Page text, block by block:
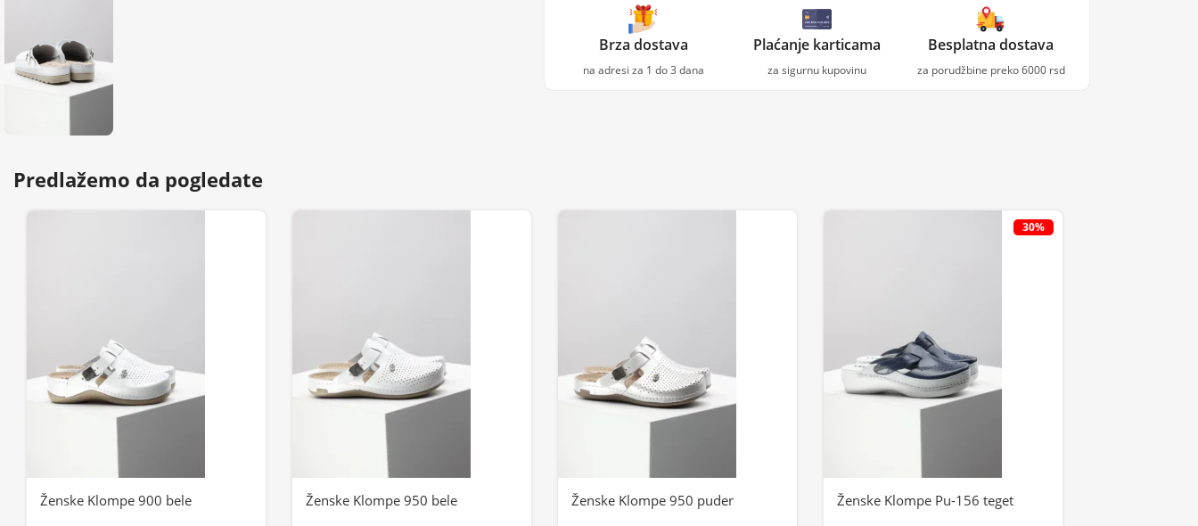
Brza dostava
na adresi za 1 do 3 dana
Plaćanje karticama
za sigurnu kupovinu
Besplatna dostava
za porudžbine preko 6000 rsd
Predlažemo da pogledate
Ženske Klompe 900 bele Ženske Klompe 950 bele Ženske Klompe 950 puder
30%
Ženske Klompe Pu-156 teget